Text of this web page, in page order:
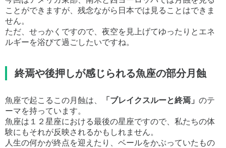
ことができますが、残念ながら日本では見ることはできま
せん。
ただ、せっかくですので、夜空を見上げてゆったりとエネ
ルギーを浴びて過ごしたいですね。
終焉や後押しが感じられる魚座の部分月蝕
魚座で起こるこの月蝕は、 「ブレイクスルーと終焉」 のテ
ーマを持っています。
魚座は１２星座における最後の星座ですので、私たちの体
験にもそれが反映されるかもしれません。
人生の何かが終点を迎えたり、ベールをかぶっていたもの